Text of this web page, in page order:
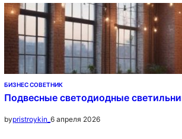
БИЗНЕС СОВЕТНИК
Подвесные светодиодные
bypristroykin_ 6 апреля 2026